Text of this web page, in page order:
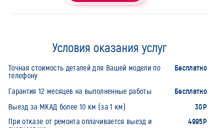
Условия оказания услуг
Точная стоимость деталей для Вашей модели по
телефону
Бесплатно
Гарантия 12 месяцев на выполненные работы Бесплатно
Выезд за МКАД более 10 км (за 1 км) 30Р
При отказе от ремонта оплачивается выезд и
4995Р